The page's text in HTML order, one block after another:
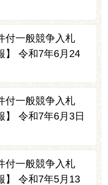
付一般競争入札
】 令和7年6月24
付一般競争入札
】 令和7年6月3日
付一般競争入札
】 令和7年5月13